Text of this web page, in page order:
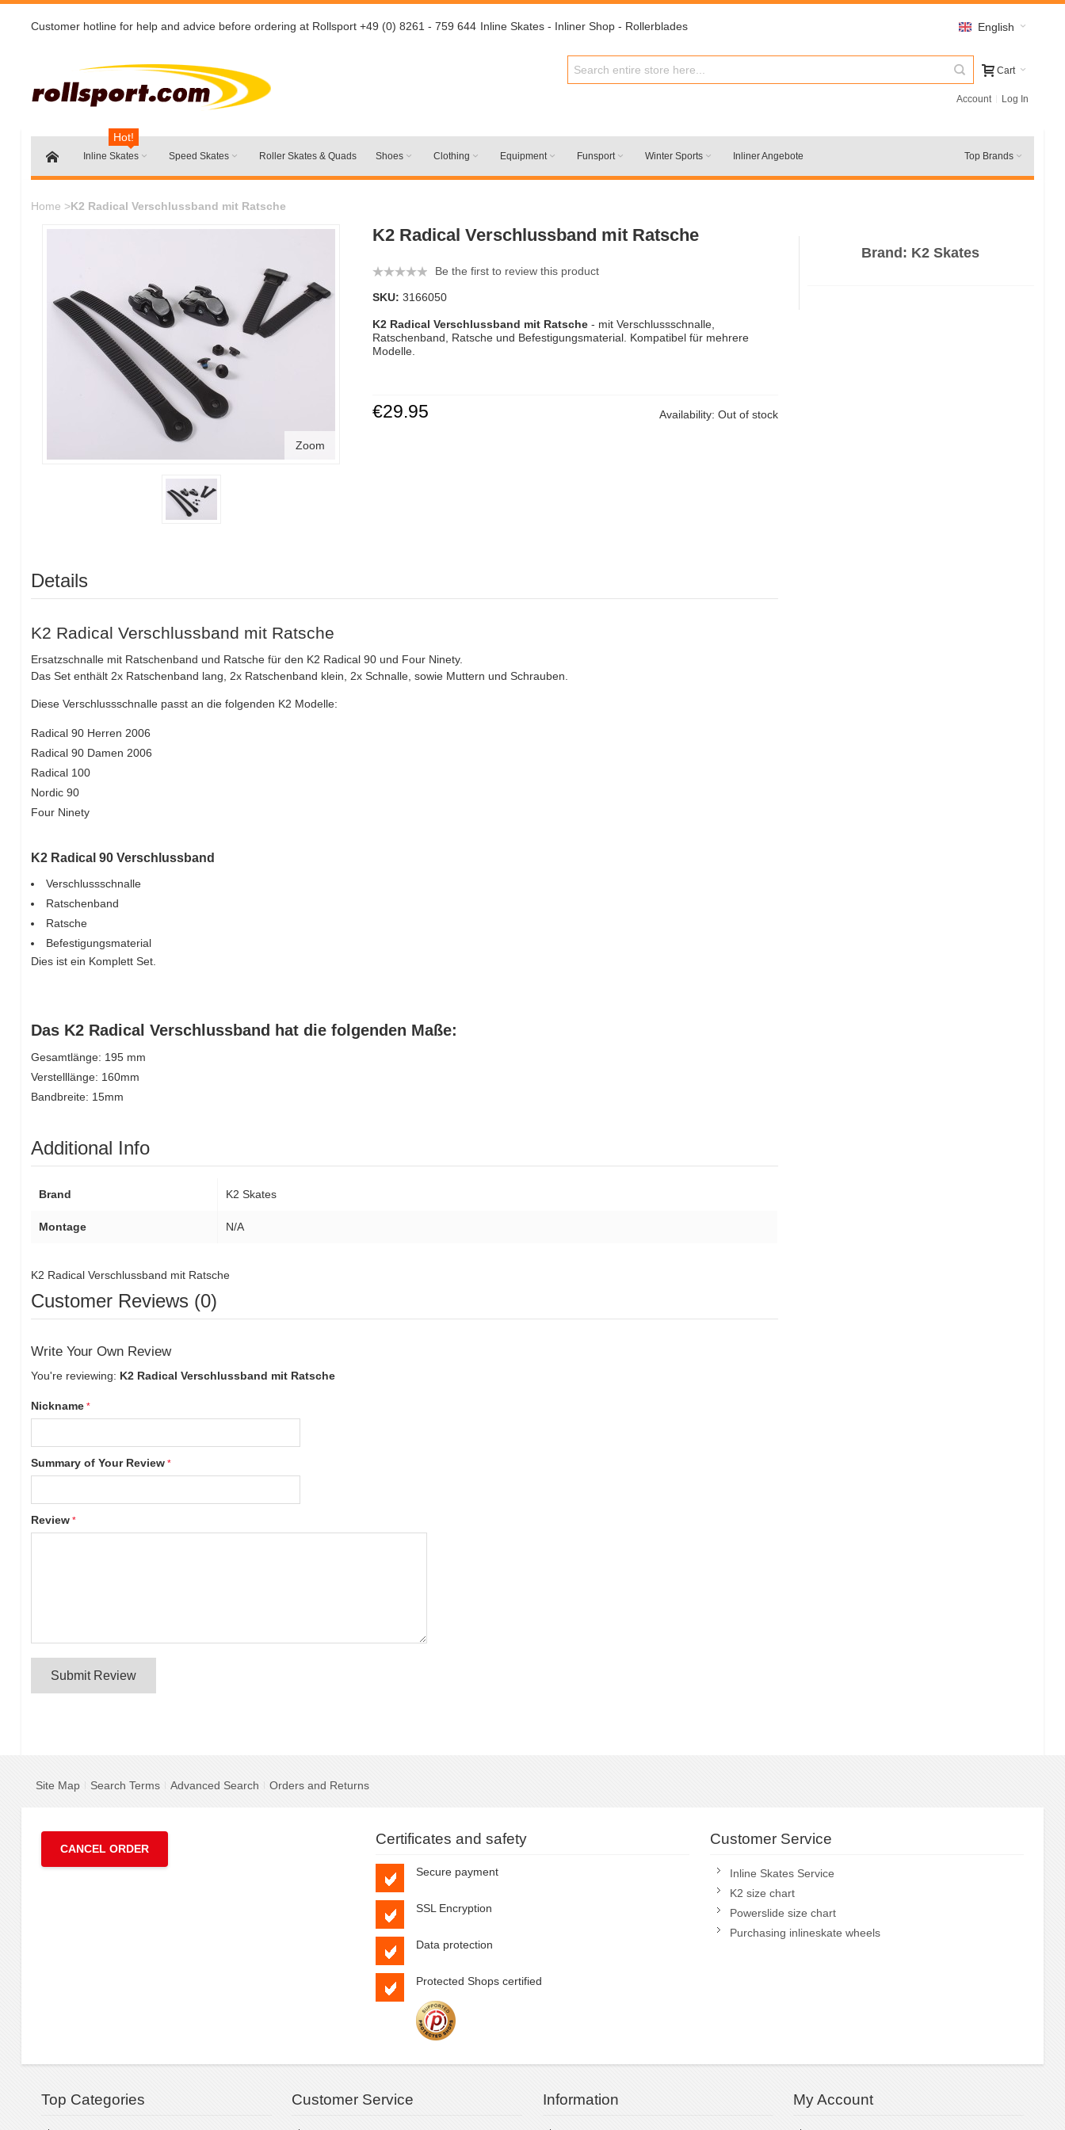
Customer hotline for help and advice before ordering at Rollsport +49 (0) 8261 - 759 644 Inline Skates - Inliner Shop - Rollerblades English
Cart
Account Log In
Inline Skates
Hot!
Speed Skates Roller Skates & Quads Shoes Clothing Equipment Funsport Winter Sports Inliner Angebote Top Brands
Home >K2 Radical Verschlussband mit Ratsche
Zoom
K2 Radical Verschlussband mit Ratsche
Be the first to review this product
SKU: 3166050
K2 Radical Verschlussband mit Ratsche- mit Verschlussschnalle,
Ratschenband, Ratsche und Befestigungsmaterial. Kompatibel für mehrere
Modelle.
Availability: Out of stock
€29.95
Brand: K2 Skates
Details
K2 Radical Verschlussband mit Ratsche
Ersatzschnalle mit Ratschenband und Ratsche für den K2 Radical 90 und Four Ninety.
Das Set enthält 2x Ratschenband lang, 2x Ratschenband klein, 2x Schnalle, sowie Muttern und Schrauben.
Diese Verschlussschnalle passt an die folgenden K2 Modelle:
Radical 90 Herren 2006
Radical 90 Damen 2006
Radical 100
Nordic 90
Four Ninety
K2 Radical 90 Verschlussband
Verschlussschnalle
Ratschenband
Ratsche
Befestigungsmaterial
Dies ist ein Komplett Set.
Das K2 Radical Verschlussband hat die folgenden Maße:
Gesamtlänge: 195 mm
Verstelllänge: 160mm
Bandbreite: 15mm
Additional Info
Brand K2 Skates
Montage N/A
K2 Radical Verschlussband mit Ratsche
Customer Reviews (0)
Write Your Own Review
You're reviewing: K2 Radical Verschlussband mit Ratsche
Nickname
Summary of Your Review
Review
Submit Review
Site Map Search Terms Advanced Search Orders and Returns
CANCEL ORDER
Certificates and safety
Secure payment
SSL Encryption
Data protection
Protected Shops certified
Customer Service
Inline Skates Service
K2 size chart
Powerslide size chart
Purchasing inlineskate wheels
Top Categories Customer Service Information My Account